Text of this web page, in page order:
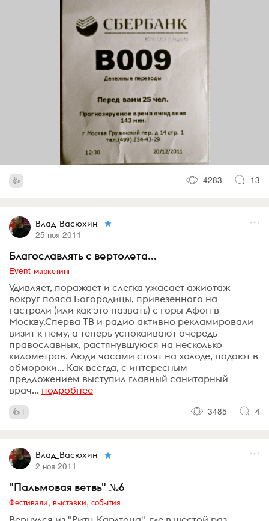
4283 13
Влад_Васюхин
25 ноя 2011
Благославлять с вертолета...
Event-маркетинг
Удивляет, поражает и слегка ужасает ажиотаж
вокруг пояса Богородицы, привезенного на
гастроли (или как это назвать) с горы Афон в
Москву.Сперва ТВ и радио активно рекламировали
визит к нему, а теперь успокаивают очередь
православных, растянувшуюся на несколько
километров. Люди часами стоят на холоде, падают в
обмороки... Как всегда, с интересным
предложением выступил главный санитарный
врач... подробнее
1 3485 4
Влад_Васюхин
2 ноя 2011
"Пальмовая ветвь" №6
Фестивали, выставки, события